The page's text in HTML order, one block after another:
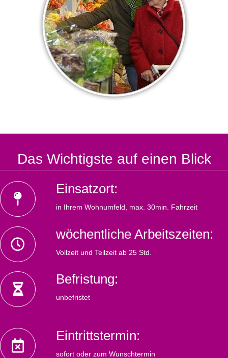
Das Wichtigste auf einen Blick
Einsatzort:
in Ihrem Wohnumfeld, max. 30min. Fahrzeit
wöchentliche Arbeitszeiten:
Vollzeit und Teilzeit ab 25 Std.
Befristung:
unbefristet
Eintrittstermin:
sofort oder zum Wunschtermin